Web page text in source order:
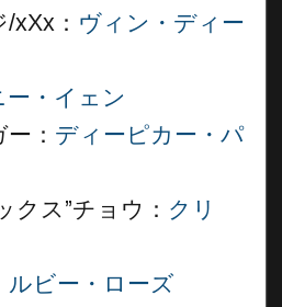
xXx： ヴィン・ディー
ー・イェン
： ディーピカー・パ
クス”チョウ： クリ
ルビー・ローズ